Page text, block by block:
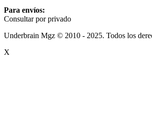
Para envíos:
Consultar por privado
Underbrain Mgz © 2010 - 2025. Todos los
X